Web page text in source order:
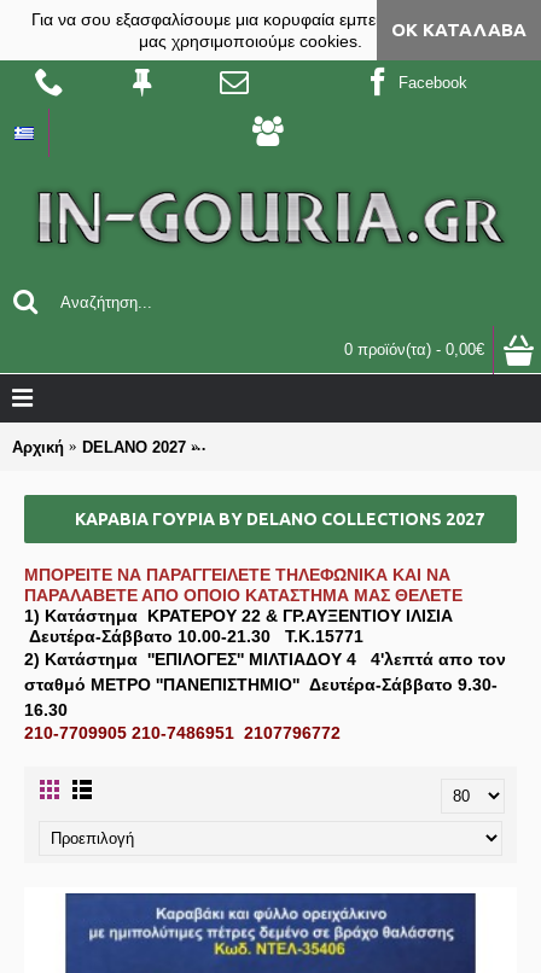
Για να σου εξασφαλίσουμε μια κορυφαία εμπειρία, στο site
μας χρησιμοποιούμε cookies.
ΟΚ ΚΑΤΆΛΑΒΑ
Facebook
0 προϊόν(τα) - 0,00€
Αρχική DELANO 2027 ΚΑΡΑΒΙΑ ΓΟΥΡΙΑ by DELANO collections
ΚΑΡΑΒΙΑ ΓΟΥΡΙΑ BY DELANO COLLECTIONS 2027
ΜΠΟΡΕΙΤΕ ΝΑ ΠΑΡΑΓΓΕΙΛΕΤΕ ΤΗΛΕΦΩΝΙΚΑ ΚΑΙ ΝΑ
ΠΑΡΑΛΑΒΕΤΕ ΑΠΟ ΟΠΟΙΟ ΚΑΤΑΣΤΗΜΑ ΜΑΣ ΘΕΛΕΤΕ
1) Κατάστημα ΚΡΑΤΕΡΟΥ 22 & ΓΡ.ΑΥΞΕΝΤΙΟΥ ΙΛΙΣΙΑ
Δευτέρα-Σάββατο 10.00-21.30 Τ.Κ.15771
2) Κατάστημα ''ΕΠΙΛΟΓΕΣ'' ΜΙΛΤΙΑΔΟΥ 4 4'λεπτά απο τον
σταθμό ΜΕΤΡΟ ''ΠΑΝΕΠΙΣΤΗΜΙΟ'' Δευτέρα-Σάββατο 9.30-
16.30
210-7709905 210-7486951 2107796772